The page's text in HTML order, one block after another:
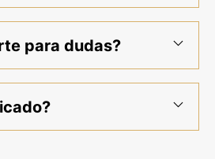
para dudas?